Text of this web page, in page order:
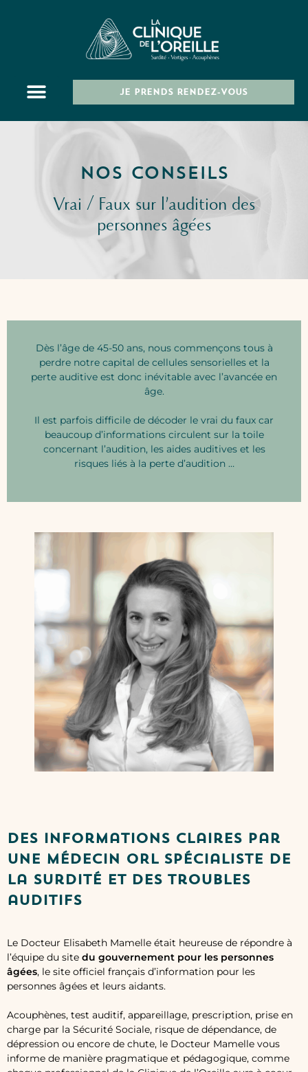
JE PRENDS RENDEZ-VOUS
NOS CONSEILS
Vrai / Faux sur l’audition des
personnes âgées
Dès l’âge de 45-50 ans, nous commençons tous à
perdre notre capital de cellules sensorielles et la
perte auditive est donc inévitable avec l’avancée en
âge.
Il est parfois difficile de décoder le vrai du faux car
beaucoup d’informations circulent sur la toile
concernant l’audition, les aides auditives et les
risques liés à la perte d’audition …
Des informations claires par
une médecin ORL spécialiste de
la surdité et des troubles
auditifs
Le Docteur Elisabeth Mamelle était heureuse de répondre à
l’équipe du site du gouvernement pour les personnes
âgées, le site officiel français d’information pour les
personnes âgées et leurs aidants.
Acouphènes, test auditif, appareillage, prescription, prise en
charge par la Sécurité Sociale, risque de dépendance, de
dépression ou encore de chute, le Docteur Mamelle vous
informe de manière pragmatique et pédagogique, comme